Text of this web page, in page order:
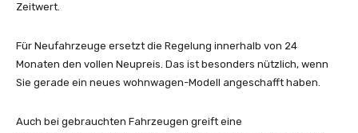
Zeitwert.
Für Neufahrzeuge ersetzt die Regelung innerhalb von 24
Monaten den vollen Neupreis. Das ist besonders nützlich, wenn
Sie gerade ein neues wohnwagen-Modell angeschafft haben.
Auch bei gebrauchten Fahrzeugen greift eine